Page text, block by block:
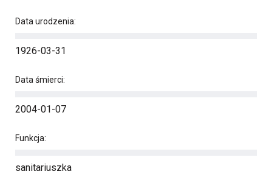
Data urodzenia:
1926-03-31
Data śmierci:
2004-01-07
Funkcja:
sanitariuszka